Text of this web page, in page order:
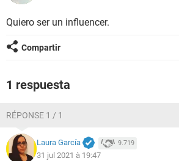
Quiero ser un influencer.
Compartir
1 respuesta
RÉPONSE 1 / 1
Laura García 9.719
31 jul 2021 à 19:47